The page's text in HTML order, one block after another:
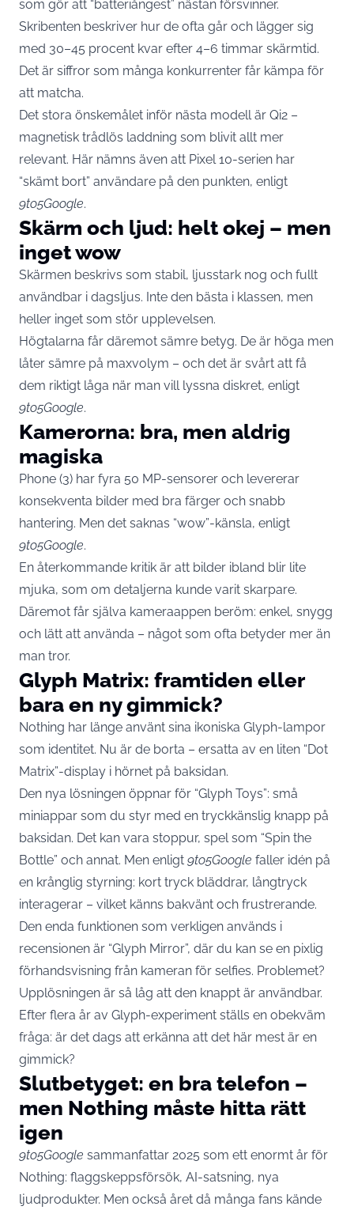
som gör att “batteriångest” nästan försvinner.
Skribenten beskriver hur de ofta går och lägger sig
med 30–45 procent kvar efter 4–6 timmar skärmtid.
Det är siffror som många konkurrenter får kämpa för
att matcha.
Det stora önskemålet inför nästa modell är Qi2 –
magnetisk trådlös laddning som blivit allt mer
relevant. Här nämns även att Pixel 10-serien har
“skämt bort” användare på den punkten, enligt
9to5Google.
Skärm och ljud: helt okej – men
inget wow
Skärmen beskrivs som stabil, ljusstark nog och fullt
användbar i dagsljus. Inte den bästa i klassen, men
heller inget som stör upplevelsen.
Högtalarna får däremot sämre betyg. De är höga men
låter sämre på maxvolym – och det är svårt att få
dem riktigt låga när man vill lyssna diskret, enligt
9to5Google.
Kamerorna: bra, men aldrig
magiska
Phone (3) har fyra 50 MP-sensorer och levererar
konsekventa bilder med bra färger och snabb
hantering. Men det saknas “wow”-känsla, enligt
9to5Google.
En återkommande kritik är att bilder ibland blir lite
mjuka, som om detaljerna kunde varit skarpare.
Däremot får själva kameraappen beröm: enkel, snygg
och lätt att använda – något som ofta betyder mer än
man tror.
Glyph Matrix: framtiden eller
bara en ny gimmick?
Nothing har länge använt sina ikoniska Glyph-lampor
som identitet. Nu är de borta – ersatta av en liten “Dot
Matrix”-display i hörnet på baksidan.
Den nya lösningen öppnar för “Glyph Toys”: små
miniappar som du styr med en tryckkänslig knapp på
baksidan. Det kan vara stoppur, spel som “Spin the
Bottle” och annat. Men enligt 9to5Google faller idén på
en krånglig styrning: kort tryck bläddrar, långtryck
interagerar – vilket känns bakvänt och frustrerande.
Den enda funktionen som verkligen används i
recensionen är “Glyph Mirror”, där du kan se en pixlig
förhandsvisning från kameran för selfies. Problemet?
Upplösningen är så låg att den knappt är användbar.
Efter flera år av Glyph-experiment ställs en obekväm
fråga: är det dags att erkänna att det här mest är en
gimmick?
Slutbetyget: en bra telefon –
men Nothing måste hitta rätt
igen
9to5Google sammanfattar 2025 som ett enormt år för
Nothing: flaggskeppsförsök, AI-satsning, nya
ljudprodukter. Men också året då många fans kände